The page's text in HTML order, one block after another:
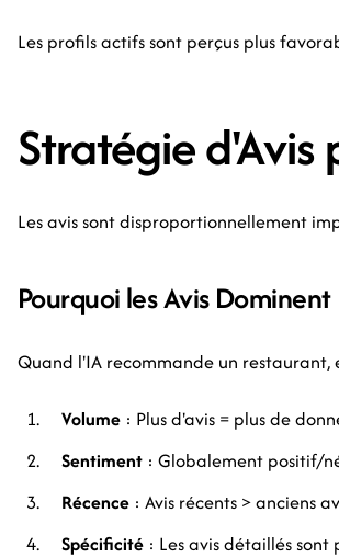
Les profils actifs sont perçus plus
Stratégie d'Avis
Les avis sont disproportionnellement
Pourquoi les Avis Dominent
Quand l'IA recommande un restaurant,
Volume : Plus d'avis = plus de
Sentiment : Globalement positif/
Récence : Avis récents > anciens
Spécificité : Les avis détaillés sont